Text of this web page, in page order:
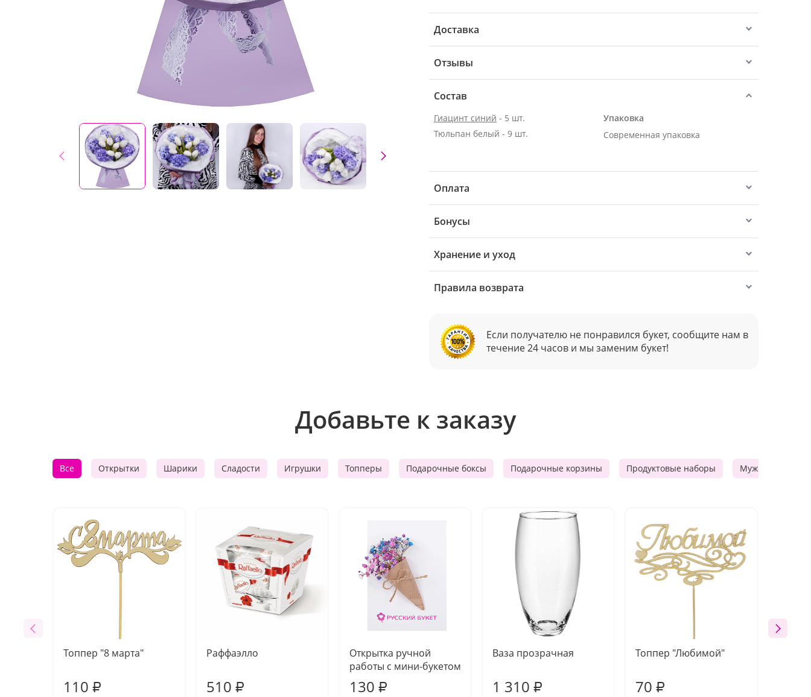
Доставка
Отзывы
Состав
Гиацинт синий - 5 шт.
Тюльпан белый - 9 шт.
Упаковка
Современная упаковка
Оплата
Бонусы
Хранение и уход
Правила возврата
Если получателю не понравился букет, сообщите нам в
течение 24 часов и мы заменим букет!
Добавьте к заказу
Все Открытки Шарики Сладости Игрушки Топперы Подарочные боксы Подарочные корзины Продуктовые наборы Мужские
Топпер "8 марта"
110 ₽
Раффаэлло
510 ₽
Открытка ручной
работы с мини-букетом
130 ₽
Ваза прозрачная
1 310 ₽
Топпер "Любимой"
70 ₽